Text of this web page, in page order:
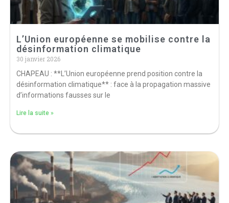
L’Union européenne se mobilise contre la
désinformation climatique
30 janvier 2026
CHAPEAU : **L’Union européenne prend position contre la
désinformation climatique** : face à la propagation massive
d’informations fausses sur le
Lire la suite »